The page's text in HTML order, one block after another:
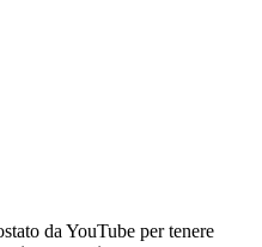
da YouTube per tenere